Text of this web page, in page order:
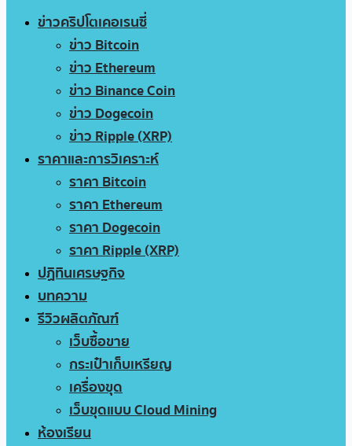
ข่าวคริปโตเคอเรนซี่
ข่าว Bitcoin
ข่าว Ethereum
ข่าว Binance Coin
ข่าว Dogecoin
ข่าว Ripple (XRP)
ราคาและการวิเคราะห์
ราคา Bitcoin
ราคา Ethereum
ราคา Dogecoin
ราคา Ripple (XRP)
ปฏิทินเศรษฐกิจ
บทความ
รีวิวผลิตภัณฑ์
เว็บซื้อขาย
กระเป๋าเก็บเหรียญ
เครื่องขุด
เว็บขุดแบบ Cloud Mining
ห้องเรียน